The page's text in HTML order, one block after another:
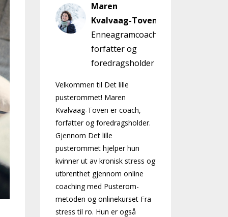
Maren
Kvalvaag-Toven
Enneagramcoach,
forfatter og
foredragsholder
Velkommen til Det lille
pusterommet! Maren
Kvalvaag-Toven er coach,
forfatter og foredragsholder.
Gjennom Det lille
pusterommet hjelper hun
kvinner ut av kronisk stress og
utbrenthet gjennom online
coaching med Pusterom-
metoden og onlinekurset Fra
stress til ro. Hun er også